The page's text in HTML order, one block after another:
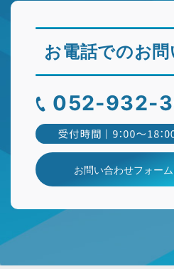
お電話でのお
052-932-
お問い合わせフォー